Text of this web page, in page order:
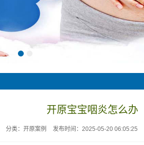
开原宝宝咽炎怎么办
分类：开原案例 发布时间：2025-05-20 06:05:25